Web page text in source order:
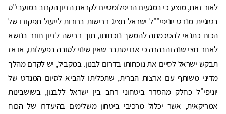
לאור זאת, מוצע כי במגעים הדיפלומטיים לקראת הדיון הקרוב במועבי"ט
בסוגיית מנדט יוניפי""ל ישראל תציג דרישות ברורות לייעול תפקודו של
הכוח כתנאי להסכמתה להמשך נוכחותו, תוך דרישה לדיון חוזר בנושא
לאחר חצי שנה והבהרה כי אם יסתבר שאין שינוי לטובה בפעילותו, או אז
תבקש ישראל לסיים את נוכחותו בדרום לבנון. במקביל, יש לקדם מהלך
מדיני משותף עם ארצות הברית, שתכליתו להביא לסיום המנדט של
יוניפי"ל כחלק מהסדר ביטחוני רחב בין ישראל ללבנון, בשושבינות
אמריקאית, אשר יכלול מרכיבי ביטחון משלימים בהיעדרו של הכוח